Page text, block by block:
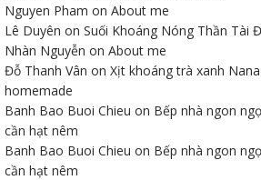
Nguyen Pham onAbout me
Lê Duyên onSuối Khoáng Nóng Thần Tài
Nhàn Nguyễn onAbout me
Đỗ Thanh Vân onXịt khoáng trà xanh Nana
homemade
Banh Bao Buoi Chieu on Bếp nhà ngon
cần hạt nêm
Banh Bao Buoi Chieu on Bếp nhà ngon
cần hạt nêm